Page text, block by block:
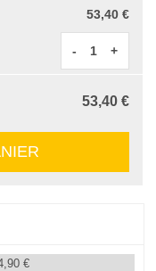
53,40 €
- +
53,40 €
€